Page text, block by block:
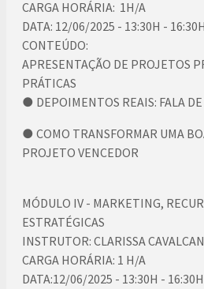
CARGA HORÁRIA: 1H/A
DATA: 12/06/2025 - 13:30H -
CONTEÚDO:
APRESENTAÇÃO DE PROJETOS
PRÁTICAS
● DEPOIMENTOS REAIS: FALA DE
● COMO TRANSFORMAR UMA
PROJETO VENCEDOR
MÓDULO IV - MARKETING,
ESTRATÉGICAS
INSTRUTOR: CLARISSA
CARGA HORÁRIA: 1 H/A
DATA:12/06/2025 - 13:30H - 16:30H